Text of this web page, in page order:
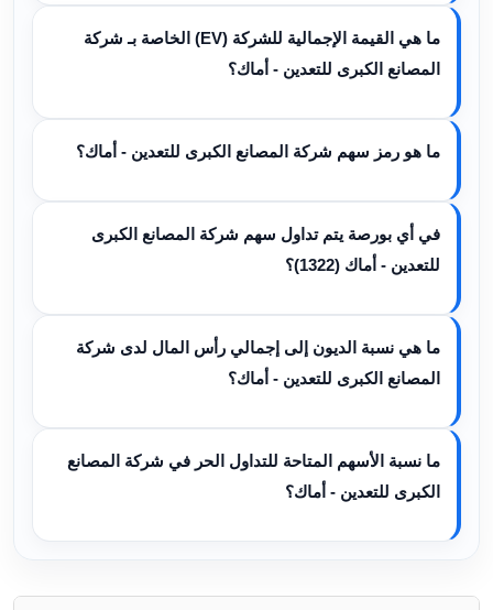
ما هي القيمة الإجمالية للشركة (EV) الخاصة بـ شركة
المصانع الكبرى للتعدين - أماك؟
ما هو رمز سهم شركة المصانع الكبرى للتعدين - أماك؟
في أي بورصة يتم تداول سهم شركة المصانع الكبرى
للتعدين - أماك (1322)؟
ما هي نسبة الديون إلى إجمالي رأس المال لدى شركة
المصانع الكبرى للتعدين - أماك؟
ما نسبة الأسهم المتاحة للتداول الحر في شركة المصانع
الكبرى للتعدين - أماك؟